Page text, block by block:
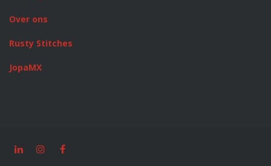
Over ons
Rusty Stitches
JopaMX